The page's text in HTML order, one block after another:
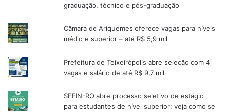
graduação, técnico e pós-graduação
Câmara de Ariquemes oferece vagas para níveis
médio e superior – até R$ 5,9 mil
Prefeitura de Teixeirópolis abre seleção com 4
vagas e salário de até R$ 9,7 mil
SEFIN-RO abre processo seletivo de estágio
para estudantes de nível superior; veja como se